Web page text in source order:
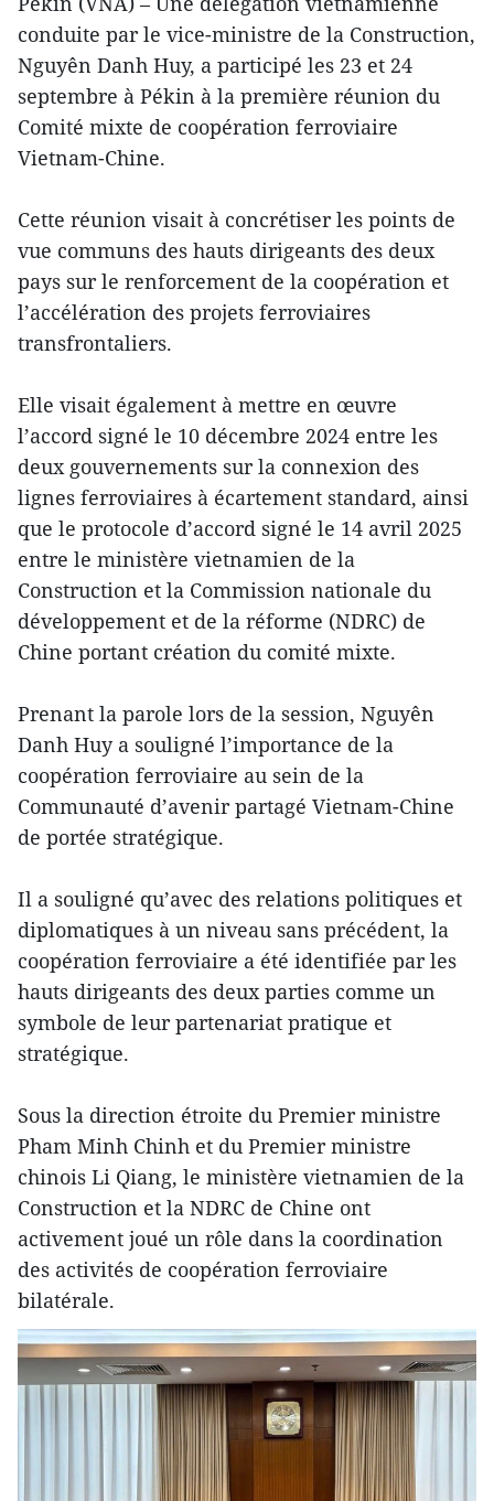
conduite par le vice-ministre de la Construction,
Nguyên Danh Huy, a participé les 23 et 24
septembre à Pékin à la première réunion du
Comité mixte de coopération ferroviaire
Vietnam-Chine.
Cette réunion visait à concrétiser les points de
vue communs des hauts dirigeants des deux
pays sur le renforcement de la coopération et
l’accélération des projets ferroviaires
transfrontaliers.
Elle visait également à mettre en œuvre
l’accord signé le 10 décembre 2024 entre les
deux gouvernements sur la connexion des
lignes ferroviaires à écartement standard, ainsi
que le protocole d’accord signé le 14 avril 2025
entre le ministère vietnamien de la
Construction et la Commission nationale du
développement et de la réforme (NDRC) de
Chine portant création du comité mixte.
Prenant la parole lors de la session, Nguyên
Danh Huy a souligné l’importance de la
coopération ferroviaire au sein de la
Communauté d’avenir partagé Vietnam-Chine
de portée stratégique.
Il a souligné qu’avec des relations politiques et
diplomatiques à un niveau sans précédent, la
coopération ferroviaire a été identifiée par les
hauts dirigeants des deux parties comme un
symbole de leur partenariat pratique et
stratégique.
Sous la direction étroite du Premier ministre
Pham Minh Chinh et du Premier ministre
chinois Li Qiang, le ministère vietnamien de la
Construction et la NDRC de Chine ont
activement joué un rôle dans la coordination
des activités de coopération ferroviaire
bilatérale.